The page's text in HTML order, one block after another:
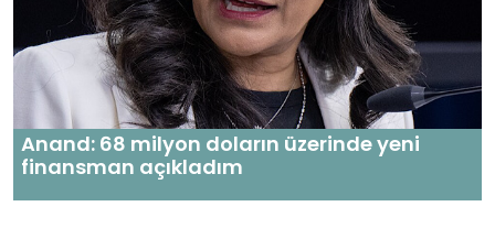
Anand: 68 milyon doların üzerinde yeni
finansman açıkladım